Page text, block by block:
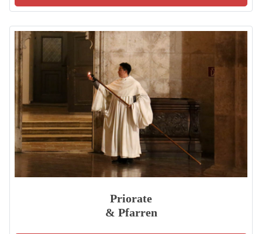
Priorate
& Pfarren